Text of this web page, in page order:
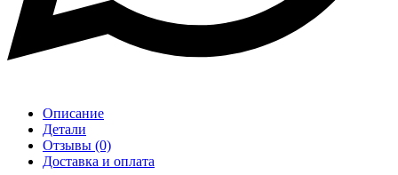
Описание
Детали
Отзывы (0)
Доставка и оплата